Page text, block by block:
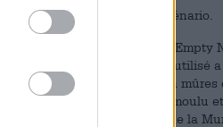
une fois de plus avec ce scénario.
stout impériale : Darkest Empty
malt très spécial. Le grain utilisé
de cerises fumées et bien mûres
un expresso fraîchement moulu
saveurs. Cette délicatesse de la